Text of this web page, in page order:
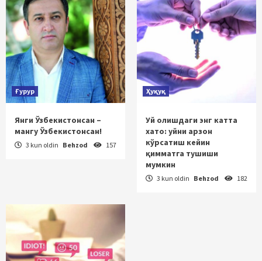
Ғурур
Янги Ўзбекистонсан –
мангу Ўзбекистонсан!
3 kun oldin Behzod 157
Ҳуқуқ
Уй олишдаги энг катта
хато: уйни арзон
кўрсатиш кейин
қимматга тушиши
мумкин
3 kun oldin Behzod 182